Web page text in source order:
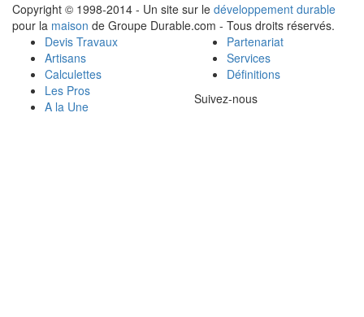
Copyright © 1998-2014 - Un site sur le développement durable
pour la maison de Groupe Durable.com - Tous droits réservés.
Devis Travaux
Artisans
Calculettes
Les Pros
A la Une
Partenariat
Services
Définitions
Suivez-nous